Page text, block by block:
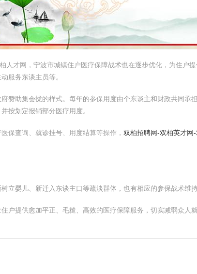
人才网，宁波市城镇住户医疗保障战术也在逐步优化，为住户
服务东谈主员等。
赞助集会拢的样式。每年的参保用度由个东谈主和财政共同承
按划定报销部分医疗用度。
保查询、就诊挂号、用度结算等操作， 双柏招聘网-双柏英才网
立婴儿、新迁入东谈主口等疏淡群体，也有相应的参保战术维持
户提供愈加平正、毛糙、高效的医疗保障服务，切实减弱众人